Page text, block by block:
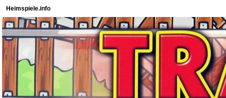
Heimspiele.info